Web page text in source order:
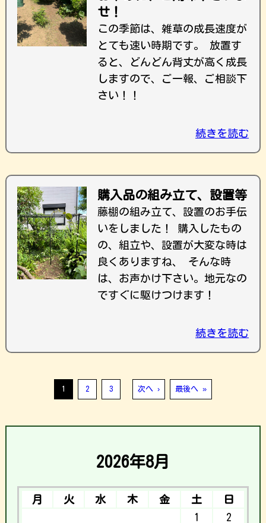
せ！
この季節は、雑草の成長速度が
とても速い時期です。 放置す
ると、どんどん背丈が高く成長
しますので、ご一報、ご相談下
さい！！
続きを読む
購入品の組み立て、設置等
藤棚の組み立て、設置のお手伝
いをしました！ 購入したもの
の、組立や、設置が大変な時は
良くありますね、 そんな時
は、お声かけ下さい。地元なの
ですぐに駆けつけます！
続きを読む
1 2 3 次へ › 最後へ »
2026年8月
月 火 水 木 金 土
日
1
2